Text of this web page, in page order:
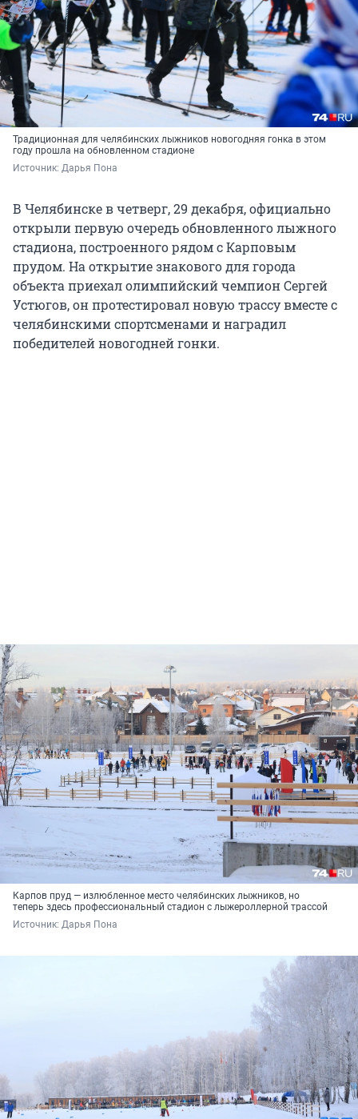
Традиционная для челябинских лыжников новогодняя гонка в этом
году прошла на обновленном стадионе
Источник: Дарья Пона
В Челябинске в четверг, 29 декабря, официально
открыли первую очередь обновленного лыжного
стадиона, построенного рядом с Карповым
прудом. На открытие знакового для города
объекта приехал олимпийский чемпион Сергей
Устюгов, он протестировал новую трассу вместе с
челябинскими спортсменами и наградил
победителей новогодней гонки.
Карпов пруд — излюбленное место челябинских лыжников, но
теперь здесь профессиональный стадион с лыжероллерной трассой
Источник: Дарья Пона